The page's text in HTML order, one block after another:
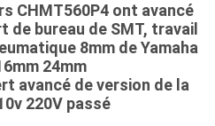
CHMT560P4 ont avancé
de bureau de SMT, travail
8mm de Yamaha
24mm
avancé de version de la
220V passé